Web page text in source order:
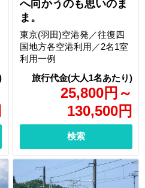
へ向かうのも思いのま
ま。
25,800円 ～
130,500円
東京(羽田)空港発／往復四
国地方各空港利用／2名1室
利用一例
検索